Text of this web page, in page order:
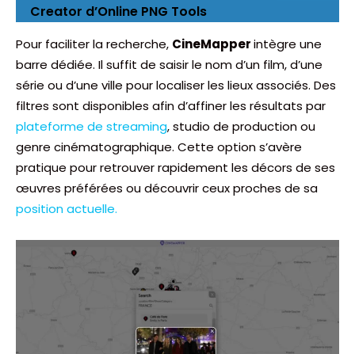
Creator d’Online PNG Tools
Pour faciliter la recherche, CineMapperintègre une
barre dédiée. Il suffit de saisir le nom d’un film, d’une
série ou d’une ville pour localiser les lieux associés. Des
filtres sont disponibles afin d’affiner les résultats par
plateforme de streaming, studio de production ou
genre cinématographique. Cette option s’avère
pratique pour retrouver rapidement les décors de ses
œuvres préférées ou découvrir ceux proches de sa
position actuelle.